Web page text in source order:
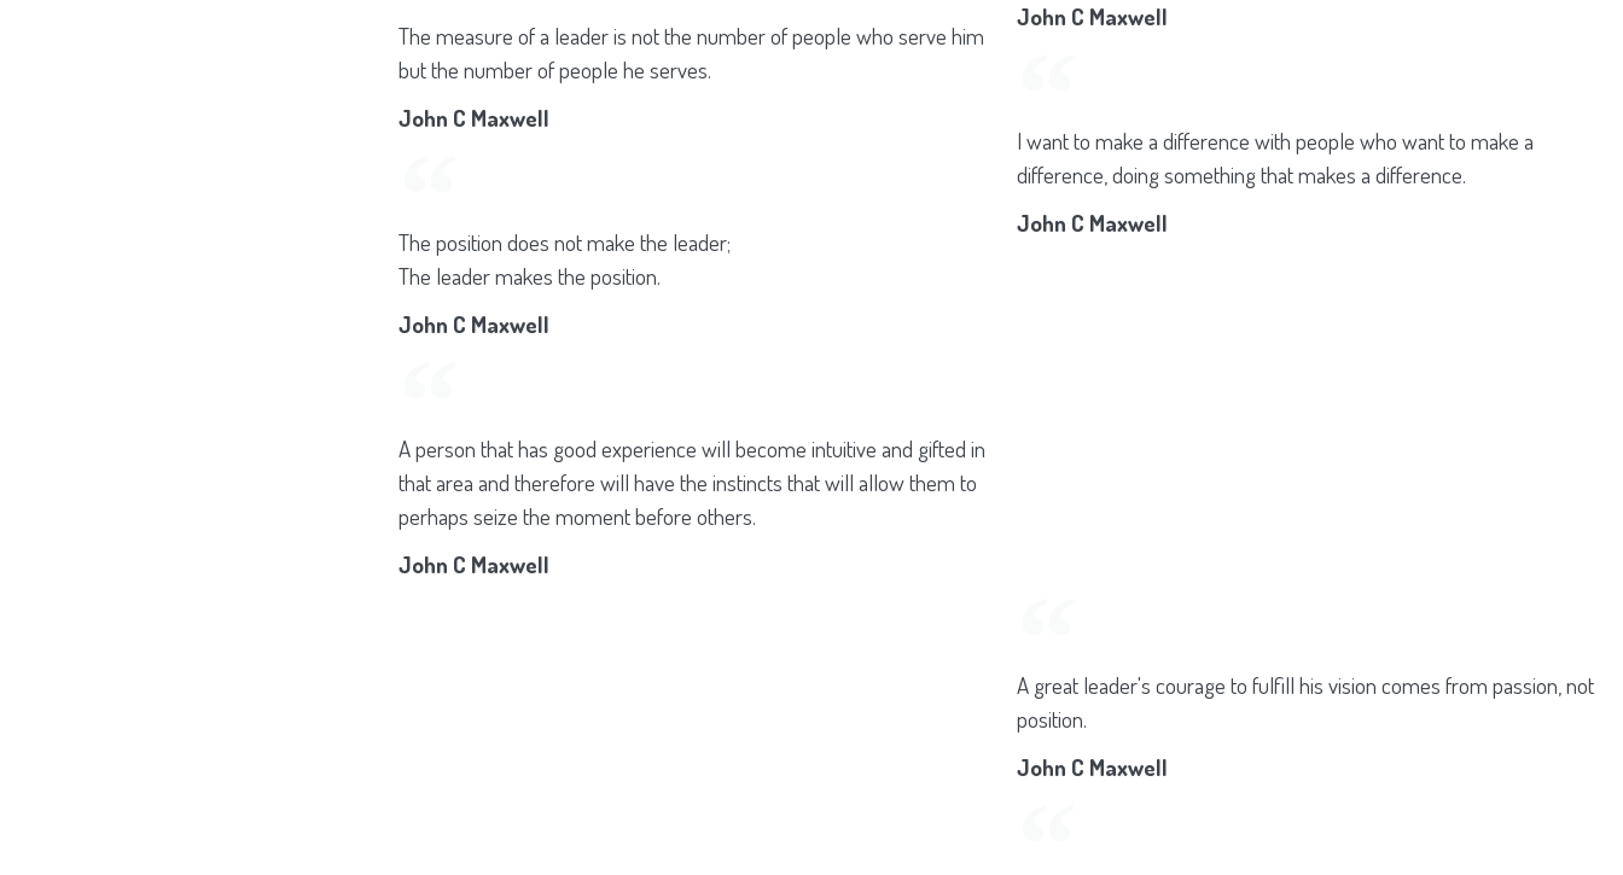
The measure of a leader is not the number of people who serve him
but the number of people he serves.
John C Maxwell
The position does not make the leader;
The leader makes the position.
John C Maxwell
A person that has good experience will become intuitive and gifted in
that area and therefore will have the instincts that will allow them to
perhaps seize the moment before others.
John C Maxwell
John C Maxwell
I want to make a difference with people who want to make a
difference, doing something that makes a difference.
John C Maxwell
A great leader's courage to fulfill his vision comes from passion, not
position.
John C Maxwell